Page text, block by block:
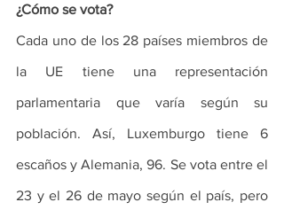
¿Cómo se vota?
Cada uno de los 28 países miembros de
la UE tiene una representación
parlamentaria que varía según su
población. Así, Luxemburgo tiene 6
escaños y Alemania, 96. Se vota entre el
23 y el 26 de mayo según el país, pero